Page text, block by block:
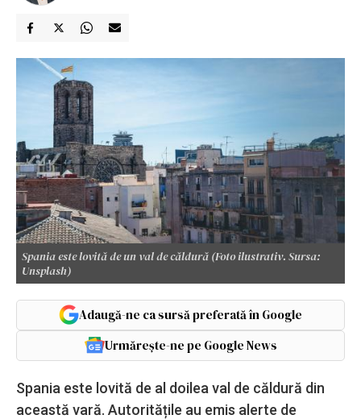
Spania este lovită de un val de căldură (Foto ilustrativ. Sursa:
Unsplash)
Adaugă-ne ca sursă preferată în Google
Urmărește-ne pe Google News
Spania este lovită de al doilea val de căldură din
această vară. Autoritățile au emis alerte de